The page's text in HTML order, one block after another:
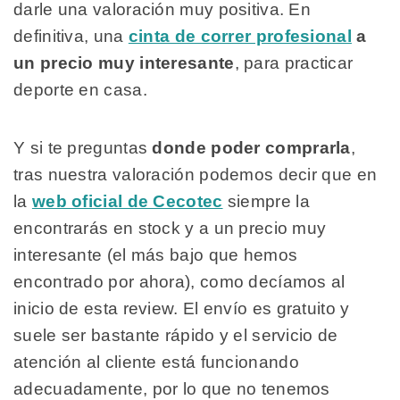
darle una valoración muy positiva. En
definitiva, una cinta de correr profesional a
un precio muy interesante, para practicar
deporte en casa.
Y si te preguntasdonde poder comprarla,
tras nuestra valoración podemos decir que en
la web oficial de Cecotec siempre la
encontrarás en stock y a un precio muy
interesante (el más bajo que hemos
encontrado por ahora), como decíamos al
inicio de esta review. El envío es gratuito y
suele ser bastante rápido y el servicio de
atención al cliente está funcionando
adecuadamente, por lo que no tenemos